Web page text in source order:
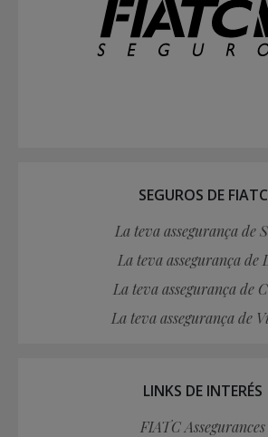
SEGUROS DE FIATC
La teva assegurança de
La teva assegurança de
La teva assegurança de
La teva assegurança de
LINKS DE INTERÉS
FIATC Assegurances